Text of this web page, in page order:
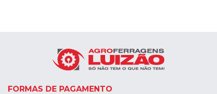
FORMAS DE PAGAMENTO